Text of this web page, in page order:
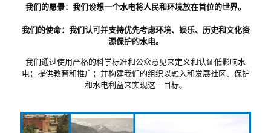
我们的愿景：我们设想一个水电将人民和环境放在首位的世界。
我们的使命：我们认可并支持优先考虑环境、娱乐、历史和文化资
源保护的水电。
我们通过使用严格的科学标准和公众意见来定义和认证低影响水
电；提供教育和推广；并构建我们的组织以融入和发展社区、保护
和水电利益来实现这一目标。